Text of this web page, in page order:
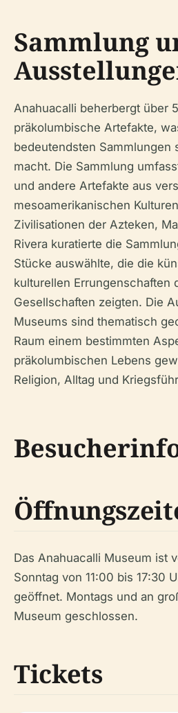
Sammlung
Anahuacalli beherbergt über
präkolumbische Artefakte,
bedeutendsten Sammlungen
macht. Die Sammlung
und andere Artefakte aus
mesoamerikanischen
Zivilisationen der Azteken,
Rivera kuratierte die
Stücke auswählte, die die
kulturellen Errungenschaften
Gesellschaften zeigten. Die
Museums sind thematisch
Raum einem bestimmten
präkolumbischen Lebens
Religion, Alltag und
Das Anahuacalli Museum ist
Sonntag von 11:00 bis 17:30
geöffnet. Montags und an
Museum geschlossen.
Tickets